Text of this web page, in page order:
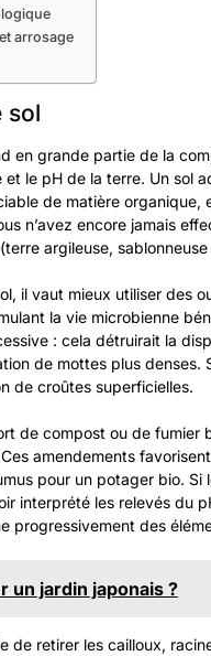
arrosage
sol
en grande partie de la
le pH de la terre. Un sol
de matière organique,
n’avez encore jamais
argileuse,
il vaut mieux utiliser des
la vie microbienne
: cela détruirait la
de mottes plus
de croûtes superficielles.
de compost ou de
amendements
pour un potager bio.
interprété les relevés du
progressivement des
un jardin japonais ?
de retirer les cailloux,